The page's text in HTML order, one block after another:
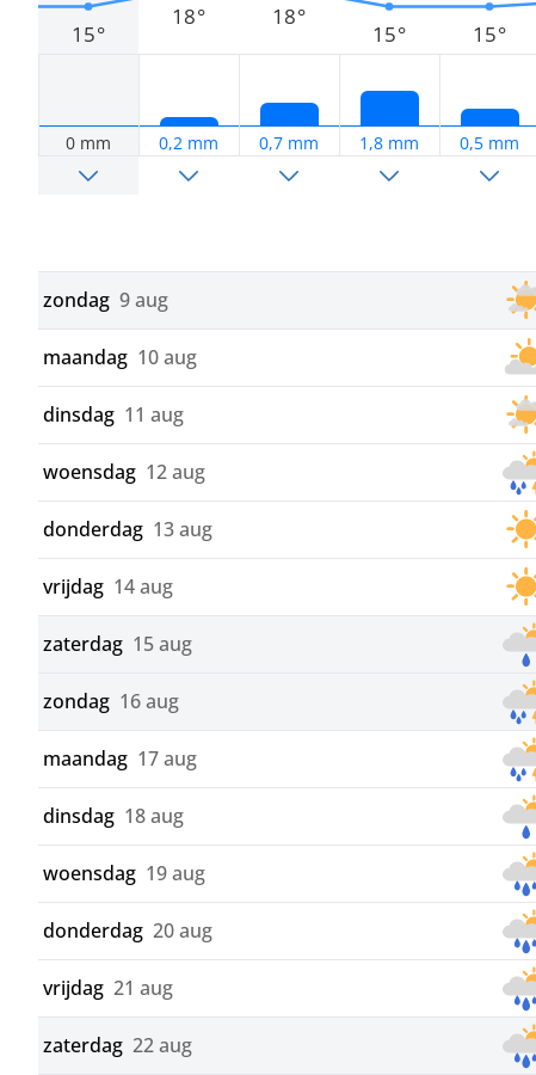
15°
0 mm
18°
0,2 mm
18°
0,7 mm
15°
1,8 mm
15°
0,5 mm
zondag 9 aug
maandag 10 aug
dinsdag 11 aug
woensdag 12 aug
donderdag 13 aug
vrijdag 14 aug
zaterdag 15 aug
zondag 16 aug
maandag 17 aug
dinsdag 18 aug
woensdag 19 aug
donderdag 20 aug
vrijdag 21 aug
zaterdag 22 aug